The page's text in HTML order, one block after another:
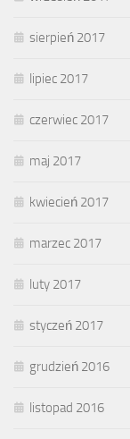
sierpień 2017
lipiec 2017
czerwiec 2017
maj 2017
kwiecień 2017
marzec 2017
luty 2017
styczeń 2017
grudzień 2016
listopad 2016